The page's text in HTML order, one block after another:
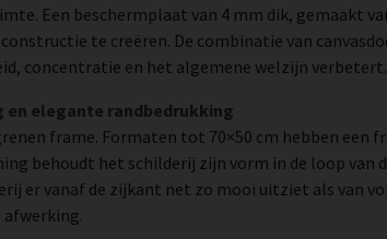
Een beschermplaat van 4 mm dik, gemaakt
te creëren. De combinatie van
concentratie en het algemene welzijn verbetert.
elegante randbedrukking
frame. Formaten tot 70×50 cm hebben een
behoudt het schilderij zijn vorm in de loop
er vanaf de zijkant net zo mooi uitziet als van